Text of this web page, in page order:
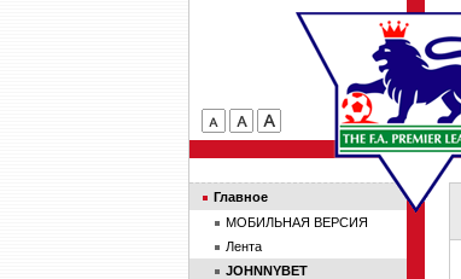
Главное
МОБИЛЬНАЯ ВЕРСИЯ
Лента
JOHNNYBET